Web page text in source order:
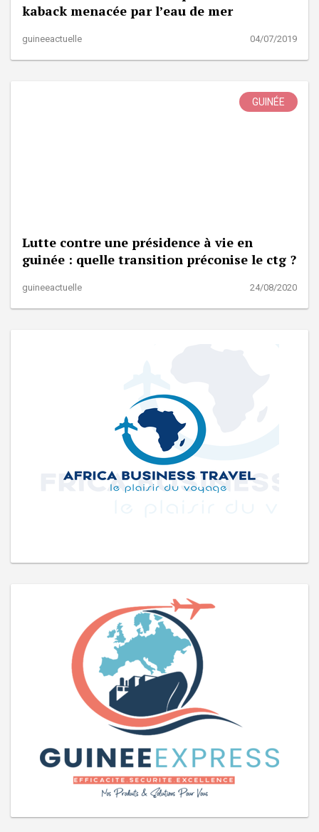
kaback menacée par l’eau de mer
guineeactuelle 04/07/2019
GUINÉE
Lutte contre une présidence à vie en
guinée : quelle transition préconise le ctg ?
guineeactuelle 24/08/2020